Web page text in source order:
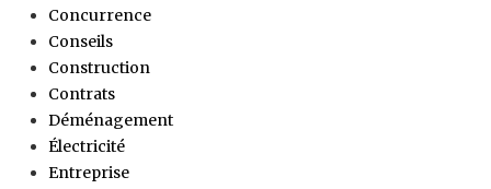
Concurrence
Conseils
Construction
Contrats
Déménagement
Électricité
Entreprise